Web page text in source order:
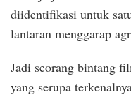
diidentifikasi untuk
lantaran menggarap
Jadi seorang bintang
yang serupa